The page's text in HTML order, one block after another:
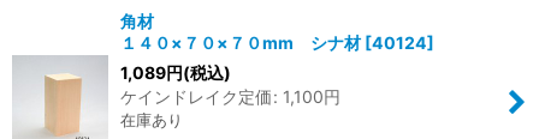
角材
１４０×７０×７０mm シナ材 [40124]
1,089円(税込)
ケインドレイク定価: 1,100円
在庫あり